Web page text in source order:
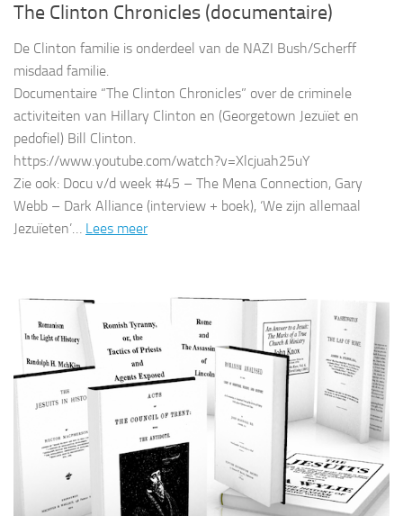
The Clinton Chronicles (documentaire)
De Clinton familie is onderdeel van de NAZI Bush/Scherff
misdaad familie.
Documentaire “The Clinton Chronicles” over de criminele
activiteiten van Hillary Clinton en (Georgetown Jezuïet en
pedofiel) Bill Clinton.
https://www.youtube.com/watch?v=Xlcjuah25uY
Zie ook: Docu v/d week #45 – The Mena Connection, Gary
Webb – Dark Alliance (interview + boek), ‘We zijn allemaal
Jezuïeten’… Lees meer